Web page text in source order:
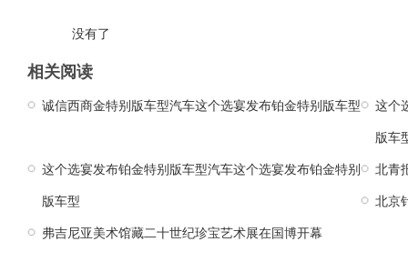
没有了
相关阅读
诚信西商金特别版车型汽车这个选宴发布铂金特别版车型 这个
版车
这个选宴发布铂金特别版车型汽车这个选宴发布铂金特别
版车型
北青
北京
弗吉尼亚美术馆藏二十世纪珍宝艺术展在国博开幕